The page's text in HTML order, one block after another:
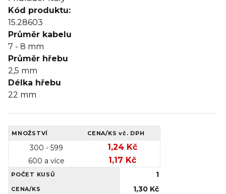
Kód produktu:
15.28603
Průměr kabelu
7 - 8 mm
Průměr hřebu
2,5 mm
Délka hřebu
22 mm
MNOŽSTVÍ CENA/KSvč. DPH
300 - 599 1,24 Kč
600 a více 1,17 Kč
POČET KUSŮ 1
CENA/KS 1,30 Kč